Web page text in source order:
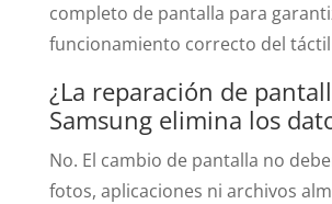
completo de pantalla para
funcionamiento correcto del táctil
¿La reparación de
Samsung elimina los
No. El cambio de pantalla no
fotos, aplicaciones ni archivos